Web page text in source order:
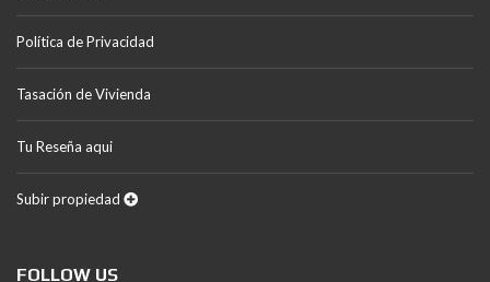
Política de Privacidad
Tasación de Vivienda
Tu Reseña aqui
Subir propiedad
FOLLOW US